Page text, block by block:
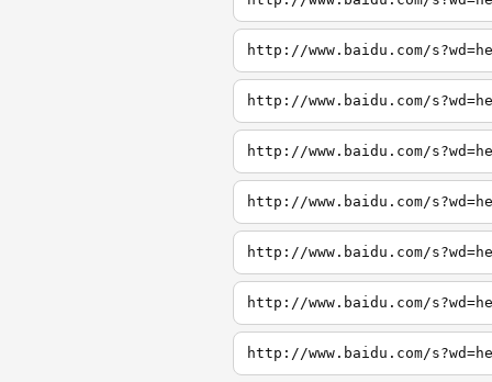
http://www.baidu.com/
http://www.baidu.com/
http://www.baidu.com/
http://www.baidu.com/
http://www.baidu.com/
http://www.baidu.com/
http://www.baidu.com/